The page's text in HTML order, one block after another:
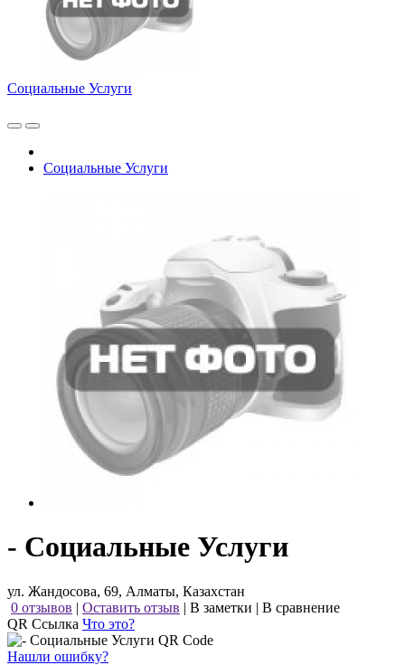
Социальные Услуги
Социальные Услуги
- Социальные Услуги
ул. Жандосова, 69, Алматы, Казахстан
0 отзывов | Оставить отзыв | В заметки | В сравнение
QR Ссылка Что это?
Нашли ошибку?